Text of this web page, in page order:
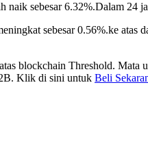
naik sebesar 6.32%.Dalam 24
sebesar 0.56%.ke atas
blockchain Threshold. Mata
Klik di sini untuk Beli